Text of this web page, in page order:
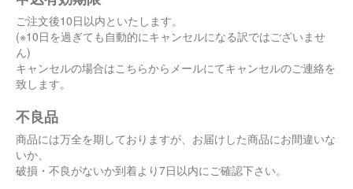
ご注文後10日以内といたします。
(※10日を過ぎても自動的にキャンセルになる訳ではございませ
ん)
キャンセルの場合はこちらからメールにてキャンセルのご連絡を
致します。
不良品
商品には万全を期しておりますが、お届けした商品にお間違いな
いか、
破損・不良がないか到着より7日以内にご確認下さい。